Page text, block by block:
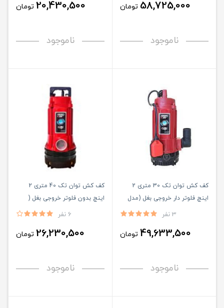
58,725,000 تومان
ناموجود
20,430,500 تومان
ناموجود
کف کش توان تک 30 متری 2
اینچ فلوتر دار خروجی بغل (مدل
TMR 30/6 F)3 نفر
49,633,500 تومان
ناموجود
کف کش توان تک 40 متری 2
اینچ بدون فلوتر خروجی بغل (
6 نفر
26,230,500 تومان
ناموجود